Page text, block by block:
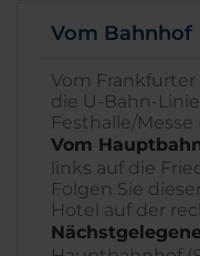
Vom Bahnhof
Vom
die U-Bahn-
Festhalle/Messe
Vom
links auf die
Folgen Sie
Hotel auf der